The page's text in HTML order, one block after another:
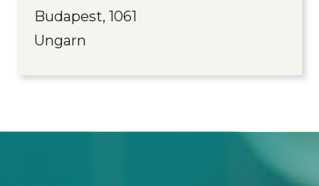
Budapest, 1061
Ungarn